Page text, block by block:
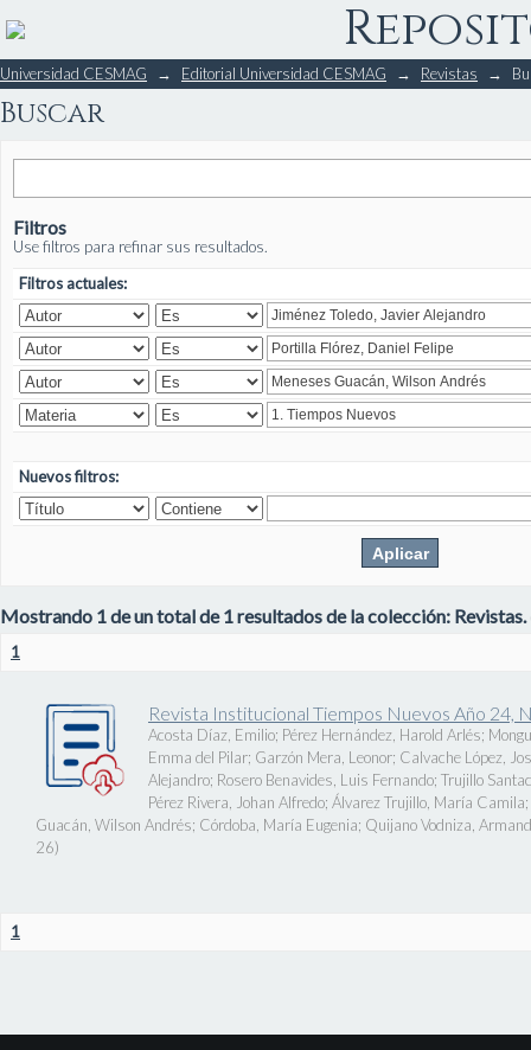
Buscar
Universidad CESMAG → Editorial Universidad CESMAG → Revistas →
Buscar
Filtros
Use filtros para refinar sus resultados.
Filtros actuales:
Nuevos filtros:
Mostrando 1 de un total de 1 resultados de la colección: Revistas.
1
Revista Institucional Tiempos Nuevos Año 24,
Acosta Díaz, Emilio; Pérez Hernández, Harold Arlés;
Emma del Pilar; Garzón Mera, Leonor; Calvache López,
Alejandro; Rosero Benavides, Luis Fernando; Trujillo
Pérez Rivera, Johan Alfredo; Álvarez Trujillo, María Camila;
Guacán, Wilson Andrés; Córdoba, María Eugenia; Quijano Vodniza,
26)
1